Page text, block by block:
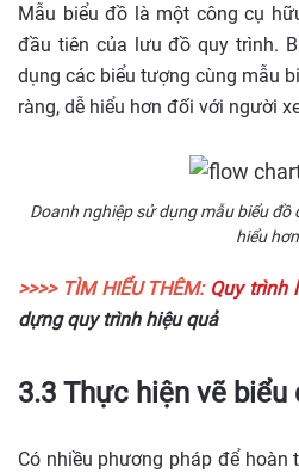
Mẫu biểu đồ là một công cụ
đầu tiên của lưu đồ quy trình.
dụng các biểu tượng cùng mẫu
ràng, dễ hiểu hơn đối với người
Doanh nghiệp sử dụng mẫu biểu đồ
hiểu hơn
>>>> TÌM HIỂU THÊM: Quy trình
dựng quy trình hiệu quả
3.3 Thực hiện vẽ biểu
Có nhiều phương pháp để